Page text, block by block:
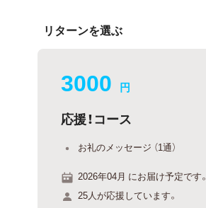
リターンを選ぶ
3000 円
応援！コース
お礼のメッセージ （1通）
2026年04月 にお届け予定です。
25人が応援しています。